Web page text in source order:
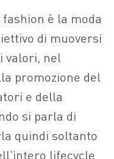
è la moda
di muoversi
valori, nel
promozione del
e della
si parla di
quindi soltanto
lifecycle